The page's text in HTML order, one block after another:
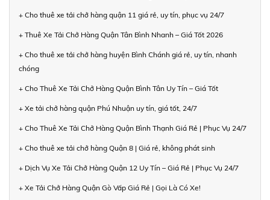
+ Cho thuê xe tải chở hàng quận 11 giá rẻ, uy tín, phục vụ 24/7
+ Thuê Xe Tải Chở Hàng Quận Tân Bình Nhanh – Giá Tốt 2026
+ Cho thuê xe tải chở hàng huyện Bình Chánh giá rẻ, uy tín, nhanh
chóng
+ Cho Thuê Xe Tải Chở Hàng Quận Bình Tân Uy Tín – Giá Tốt
+ Xe tải chở hàng quận Phú Nhuận uy tín, giá tốt, 24/7
+ Cho Thuê Xe Tải Chở Hàng Quận Bình Thạnh Giá Rẻ | Phục Vụ 24/7
+ Cho thuê xe tải chở hàng Quận 8 | Giá rẻ, không phát sinh
+ Dịch Vụ Xe Tải Chở Hàng Quận 12 Uy Tín – Giá Rẻ | Phục Vụ 24/7
+ Xe Tải Chở Hàng Quận Gò Vấp Giá Rẻ | Gọi Là Có Xe!